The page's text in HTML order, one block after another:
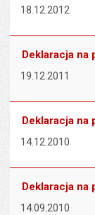
18.12.2012
Deklaracja na
19.12.2011
Deklaracja na
14.12.2010
Deklaracja na
14.09.2010